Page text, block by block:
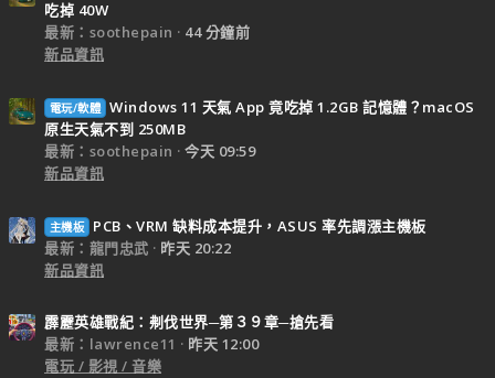
吃掉 40W
最新：soothepain
44 分鐘前
新品資訊
電玩/軟體 Windows 11 天氣 App 竟吃掉 1.2GB 記憶體？macOS
原生天氣不到 250MB
最新：soothepain
今天 09:59
新品資訊
主機板
PCB、VRM 缺料成本提升，ASUS 率先調漲主機板
最新：龍門忠武
昨天 20:22
新品資訊
霹靂英雄戰紀：刜伐世界─第３９章─搶先看
最新：lawrence11
昨天 12:00
電玩 / 影視 / 音樂